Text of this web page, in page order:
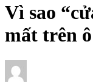
Vì sao
mất trên